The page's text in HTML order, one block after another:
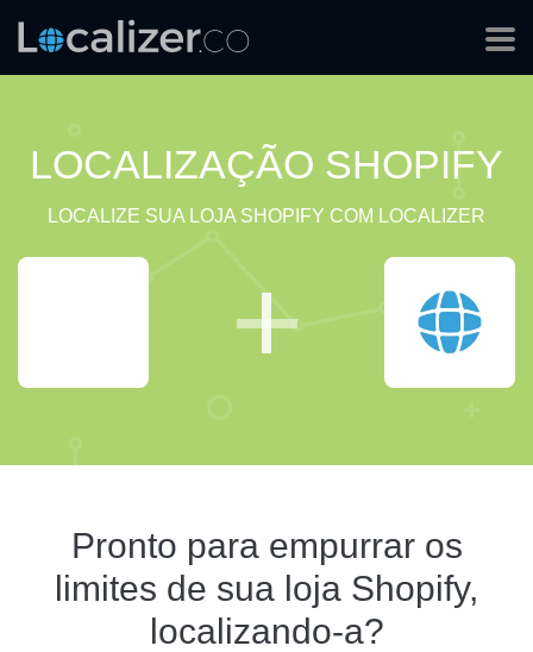
LOCALIZAÇÃO SHOPIFY
LOCALIZE SUA LOJA SHOPIFY COM LOCALIZER
Pronto para empurrar os
limites de sua loja Shopify,
localizando-a?